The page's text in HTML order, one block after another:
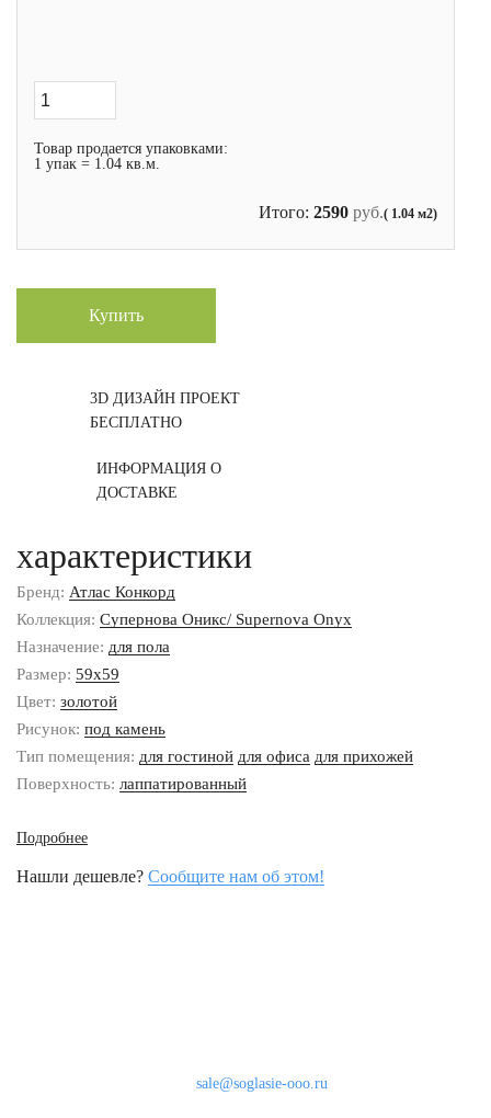
Товар продается упаковками:
1 упак = 1.04 кв.м.
Итого: 2590 руб.( 1.04 м2)
Купить
3D ДИЗАЙН ПРОЕКТ
БЕСПЛАТНО
ИНФОРМАЦИЯ О
ДОСТАВКЕ
характеристики
Бренд: Атлас Конкорд
Коллекция: Супернова Оникс/ Supernova Onyx
Назначение: для пола
Размер: 59x59
Цвет: золотой
Рисунок: под камень
Тип помещения: для гостиной для офиса для прихожей
Поверхность: лаппатированный
Подробнее
Нашли дешевле? Сообщите нам об этом!
sale@soglasie-ooo.ru